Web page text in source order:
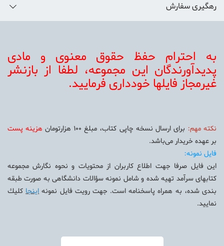
رهگیری سفارش
به احترام حفظ حقوق معنوی و مادی
پديدآورندگان اين مجموعه، لطفا از بازنشر
غيرمجاز فايلها خودداری فرماييد.
نكته مهم: برای ارسال نسخه چاپی كتاب، مبلغ 100 هزارتومان
هزينه پست
بر عهده خريدار می‌باشد.
فايل نمونه:
اين فايل صرفا جهت اطلاع كاربران از محتويات و نحوه نگارش مجموعه
كتابهای سرآمد تهيه شده و شامل نمونه سؤالات دانشگاهی به صورت طبقه
بندی شده، به همراه پاسخنامه است. جهت رويت فايل نمونهاينجاكليك
نماييد.